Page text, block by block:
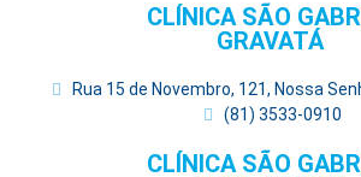
CLÍNICA SÃO
GRAVATÁ
Rua 15 de Novembro, 121, Nossa
(81) 3533-0910
CLÍNICA SÃO